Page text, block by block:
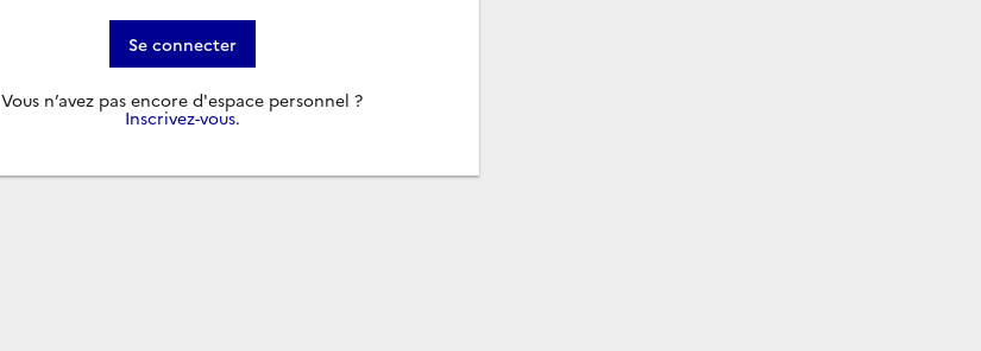
Se connecter
Vous n’avez pas encore d'espace personnel ?
Inscrivez-vous.